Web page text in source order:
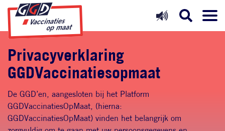
Direct naar inhoud
Direct naar hoofdnavigatie
Direct naar zoekfunctie
Privacyverklaring
GGDVaccinatiesopmaat
De GGD’en, aangesloten bij het Platform
GGDVaccinatiesOpMaat, (hierna:
GGDVaccinatiesOpMaat) vinden het belangrijk om